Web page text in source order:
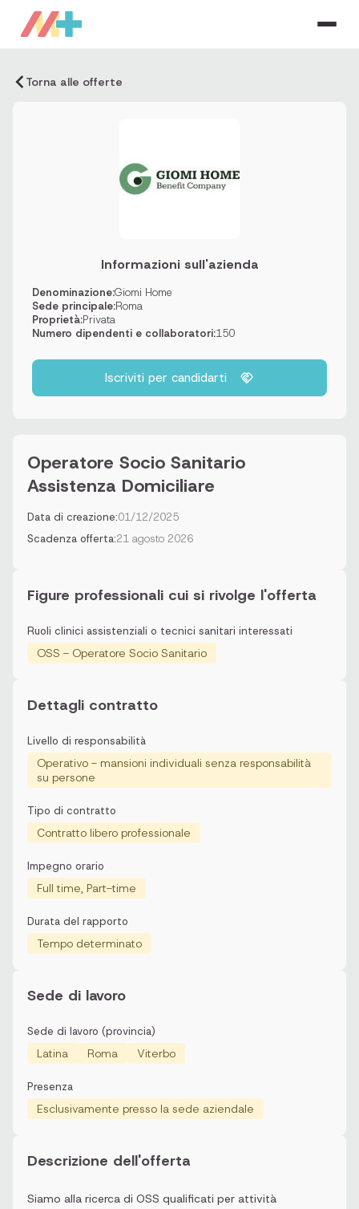
Torna alle offerte
Informazioni sull'azienda
Denominazione:Giomi Home
Sede principale:Roma
Proprietà:Privata
Numero dipendenti e collaboratori:150
Iscriviti per candidarti
Operatore Socio Sanitario
Assistenza Domiciliare
Data di creazione:01/12/2025
Scadenza offerta:21 agosto 2026
Figure professionali cui si rivolge l'offerta
Ruoli clinici assistenziali o tecnici sanitari interessati
OSS - Operatore Socio Sanitario
Dettagli contratto
Livello di responsabilità
Operativo - mansioni individuali senza responsabilità
su persone
Tipo di contratto
Contratto libero professionale
Impegno orario
Full time, Part-time
Durata del rapporto
Tempo determinato
Sede di lavoro
Sede di lavoro (provincia)
Latina Roma Viterbo
Presenza
Esclusivamente presso la sede aziendale
Descrizione dell'offerta
Siamo alla ricerca di OSS qualificati per attività